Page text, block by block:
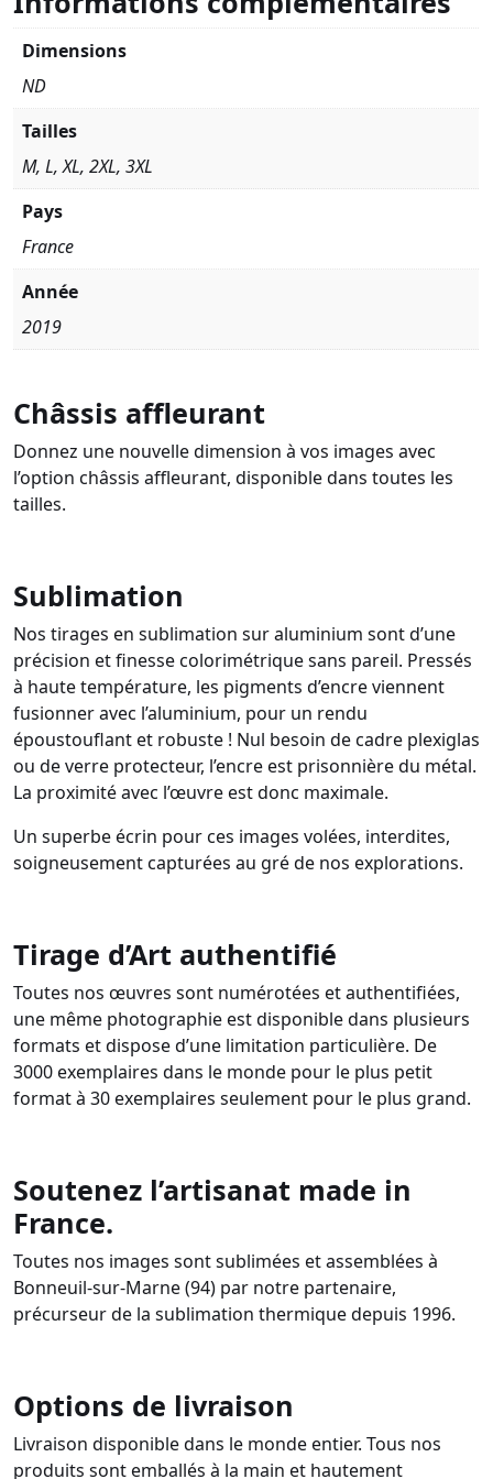
Châssis affleurant
Donnez une nouvelle dimension à vos images avec
l’option châssis affleurant, disponible dans toutes les
tailles.
Sublimation
Nos tirages en sublimation sur aluminium sont d’une
précision et finesse colorimétrique sans pareil. Pressés
à haute température, les pigments d’encre viennent
fusionner avec l’aluminium, pour un rendu
époustouflant et robuste ! Nul besoin de cadre plexiglas
ou de verre protecteur, l’encre est prisonnière du métal.
La proximité avec l’œuvre est donc maximale.
Un superbe écrin pour ces images volées, interdites,
soigneusement capturées au gré de nos explorations.
Tirage d’Art authentifié
Toutes nos œuvres sont numérotées et authentifiées,
une même photographie est disponible dans plusieurs
formats et dispose d’une limitation particulière. De
3000 exemplaires dans le monde pour le plus petit
format à 30 exemplaires seulement pour le plus grand.
Soutenez l’artisanat made in
France.
Toutes nos images sont sublimées et assemblées à
Bonneuil-sur-Marne (94) par notre partenaire,
précurseur de la sublimation thermique depuis 1996.
Options de livraison
Livraison disponible dans le monde entier. Tous nos
produits sont emballés à la main et hautement
Dimensions
ND
Tailles
M, L, XL, 2XL, 3XL
Pays
France
Année
2019